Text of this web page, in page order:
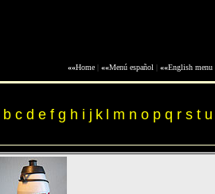
««Home| ««Menú español ««English menu|
b c d e f g h i j k m n o p q r s t u